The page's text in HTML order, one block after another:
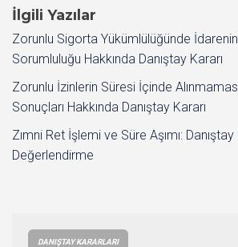
İlgili Yazılar
Zorunlu Sigorta Yükümlülüğünde
Sorumluluğu Hakkında Danıştay Kararı
Zorunlu İzinlerin Süresi İçinde
Sonuçları Hakkında Danıştay Kararı
Zımni Ret İşlemi ve Süre Aşımı:
Değerlendirme
DANIŞTAY KARARLARI